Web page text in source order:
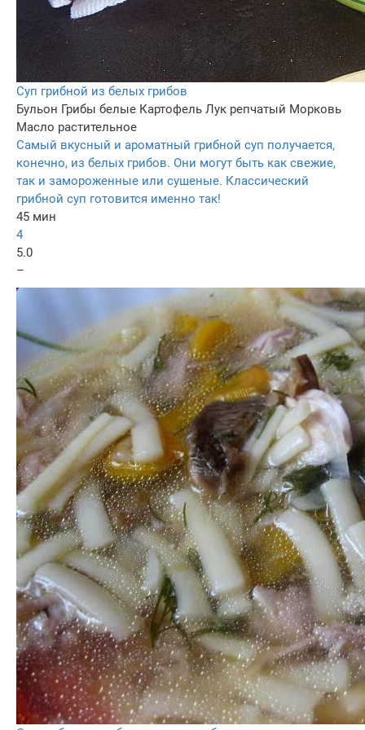
Суп грибной из белых грибов
Бульон Грибы белые Картофель Лук репчатый Морковь
Масло растительное
Самый вкусный и ароматный грибной суп получается,
конечно, из белых грибов. Они могут быть как свежие,
так и замороженные или сушеные. Классический
грибной суп готовится именно так!
45 мин
4
5.0
–